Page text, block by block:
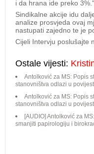
i da hrana ide preko 3%."
Sindikalne akcije idu
analize prosvjeda ovaj
nastupati zajedno te je
Cijeli Intervju poslušajte
Ostale vijesti:
Antolković za MS: Popis
stanovništva odlazi u povijest
Antolković za MS: Popis
stanovništva odlazi u povijest
[AUDIO] Antolković za
smanjiti papirologiju i